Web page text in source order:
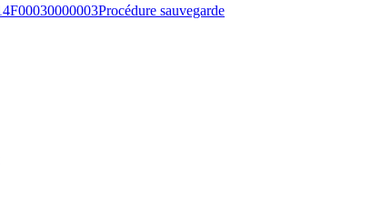
Procédure sauvegarde